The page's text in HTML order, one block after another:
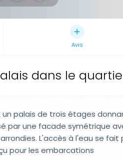
Avis
dans le
un palais de trois étages
par une facade symétrique
L'accès à l'eau se fait
pour les embarcations